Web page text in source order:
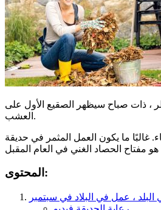
، ذات صباح سيظهر الصقيع الأول على
العشب.
غالبًا ما يكون العمل المثمر في حديقة
المحتوى:
، عمل في البلاد في سبتمبر